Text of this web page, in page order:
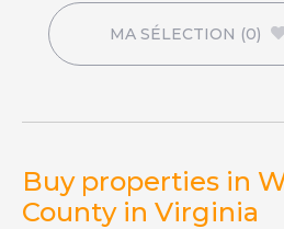
MA SÉLECTION (0)
Buy properties in
County in Virginia